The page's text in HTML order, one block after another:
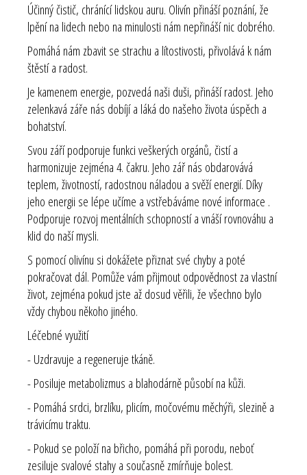
Účinný čistič, chránící lidskou auru. Olivín přináší poznání, že
lpění na lidech nebo na minulosti nám nepřináší nic dobrého.
Pomáhá nám zbavit se strachu a lítostivosti, přivolává k nám
štěstí a radost.
Je kamenem energie, pozvedá naši duši, přináší radost. Jeho
zelenkavá záře nás dobíjí a láká do našeho života úspěch a
bohatství.
Svou září podporuje funkci veškerých orgánů, čistí a
harmonizuje zejména 4. čakru. Jeho zář nás obdarovává
teplem, životností, radostnou náladou a svěží energií. Díky
jeho energii se lépe učíme a vstřebáváme nové informace .
Podporuje rozvoj mentálních schopností a vnáší rovnováhu a
klid do naší mysli.
S pomocí olivínu si dokážete přiznat své chyby a poté
pokračovat dál. Pomůže vám přijmout odpovědnost za vlastní
život, zejména pokud jste až dosud věřili, že všechno bylo
vždy chybou někoho jiného.
Léčebné využití
- Uzdravuje a regeneruje tkáně.
- Posiluje metabolizmus a blahodárně působí na kůži.
- Pomáhá srdci, brzlíku, plicím, močovému měchýři, slezině a
trávicímu traktu.
- Pokud se položí na břicho, pomáhá při porodu, neboť
zesiluje svalové stahy a současně zmírňuje bolest.